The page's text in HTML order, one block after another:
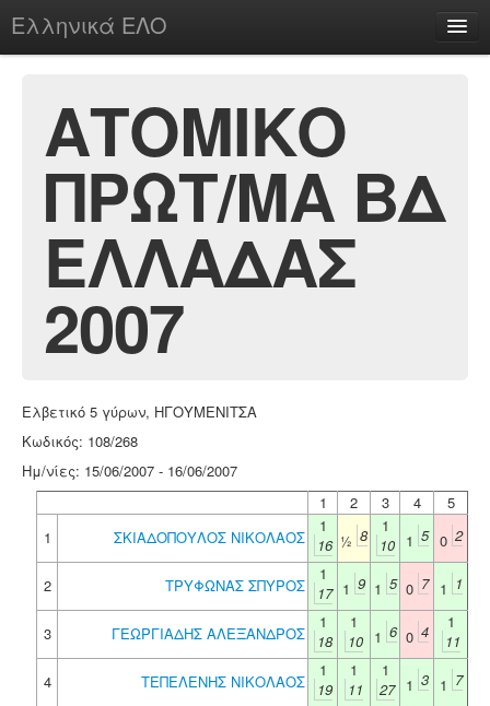
Ελληνικά ΕΛΟ
chesstu.be @ discord
Login
ΑΤΟΜΙΚΟ
ΠΡΩΤ/ΜΑ ΒΔ
ΕΛΛΑΔΑΣ
2007
Ελβετικό 5 γύρων, ΗΓΟΥΜΕΝΙΤΣΑ
Κωδικός: 108/268
Ημ/νίες: 15/06/2007 - 16/06/2007
1
2 3 4
5
1
ΣΚΙΑΔΟΠΟΥΛΟΣ ΝΙΚΟΛΑΟΣ
1
16 ½ 8
1
10
1 5 0 2
2 ΤΡΥΦΩΝΑΣ ΣΠΥΡΟΣ
1
17 1 9 1 5 0 7 1 1
3 ΓΕΩΡΓΙΑΔΗΣ ΑΛΕΞΑΝΔΡΟΣ
1
18
1
10 1 6 0 4
1
11
4
ΤΕΠΕΛΕΝΗΣ ΝΙΚΟΛΑΟΣ
1
19
1
11
1
27
1 3 1 7